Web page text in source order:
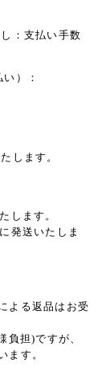
：支払い手数
）：
します。
します。
発送いたしま
よる返品はお受
負担)ですが、
ます。